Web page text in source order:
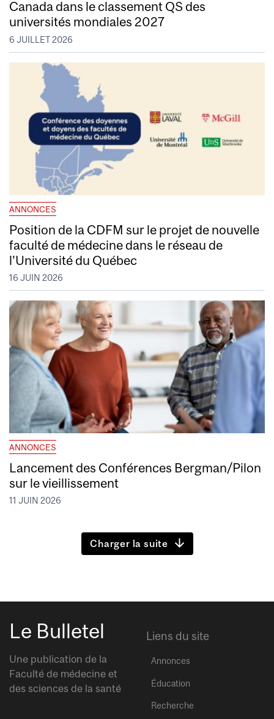
Canada dans le classement QS des
universités mondiales 2027
6 JUILLET 2026
ANNONCES
Position de la CDFM sur le projet de nouvelle
faculté de médecine dans le réseau de
l’Université du Québec
16 JUIN 2026
ANNONCES
Lancement des Conférences Bergman/Pilon
sur le vieillissement
11 JUIN 2026
Charger la suite
Le Bulletel
Une publication de la
Faculté de médecine et
des sciences de la santé
Liens du site
Annonces
Éducation
Recherche